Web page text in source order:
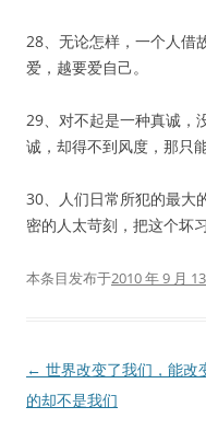
28、无论怎样，一个人借
爱，越要爱自己。
29、对不起是一种真诚，
诚，却得不到风度，那只
30、人们日常所犯的最大
密的人太苛刻，把这个坏
本条目发布于2010 年 9 月
文
章
← 世界改变了我们，能改
的却不是我们